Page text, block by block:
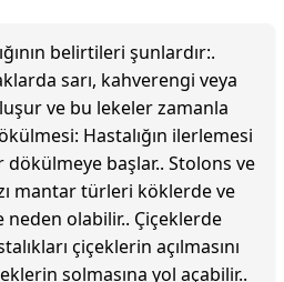
belirtileri şunlardır:.
sarı, kahverengi veya
ve bu lekeler zamanla
Hastalığın ilerlemesi
başlar.. Stolons ve
mantar türleri köklerde ve
olabilir.. Çiçeklerde
çiçeklerin açılmasını
solmasına yol açabilir..